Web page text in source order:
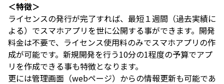
＜特徴＞
ライセンスの発行が完了すれば、最短１週間（過去実績に
よる）でスマホアプリを世に公開する事ができます。開発
料金は不要で、ライセンス使用料のみでスマホアプリの作
成が可能です。新規開発を行う10分の1程度の予算でアプ
リを作成できる事も特徴となります。
更には管理画面（webページ）からの情報更新も可能であ